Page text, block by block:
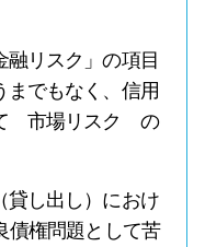
リスク」の項目
までもなく、信用
市場リスク の
し出し）におけ
債権問題として苦